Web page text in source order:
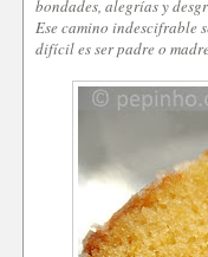
bondades, alegrías y
Ese camino indescifrable
difícil es ser padre o